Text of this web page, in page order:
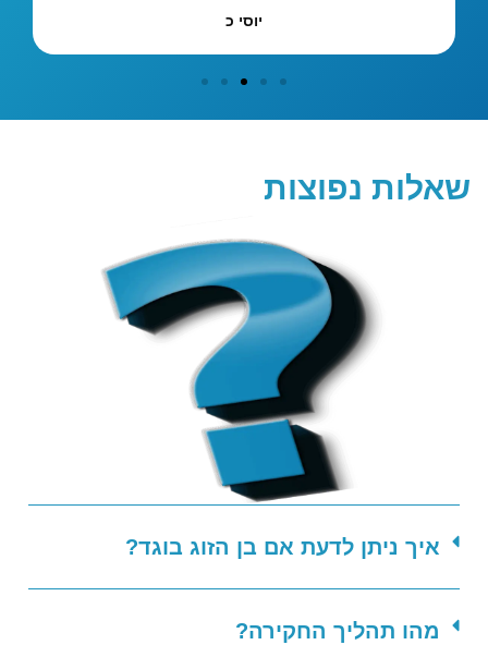
יוסי כ
שאלות נפוצות
איך ניתן לדעת אם בן הזוג בוגד?
מהו תהליך החקירה?